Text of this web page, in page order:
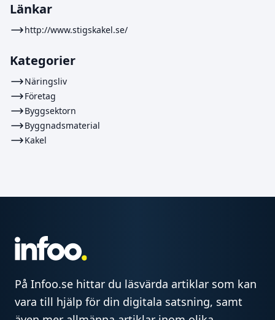
Länkar
http://www.stigskakel.se/
Kategorier
Näringsliv
Företag
Byggsektorn
Byggnadsmaterial
Kakel
På Infoo.se hittar du läsvärda artiklar som kan
vara till hjälp för din digitala satsning, samt